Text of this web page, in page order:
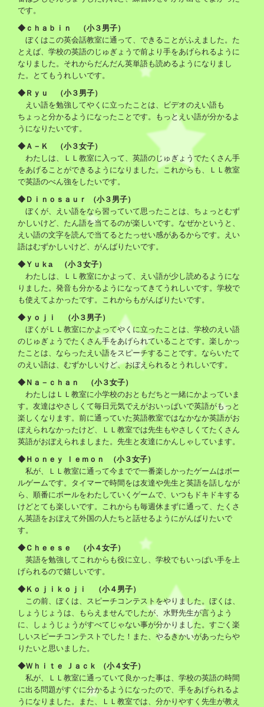
です。
◆ｃｈａｂｉｎ （小３男子）
ぼくはこの英会話教室に通って、できることがふえました。た
とえば、学校の英語のじゅぎょうで前より手をあげられるように
なりました。それからだんだん英単語も読めるようになりまし
た。とてもうれしいです。
◆Ｒｙｕ （小３男子）
えい語を勉強してやくに立ったことは、ビデオのえい語も
ちょっと分かるようになったことです。もっとえい語が分かるよ
うになりたいです。
◆Ａ－Ｋ （小３女子）
わたしは、ＬＬ教室に入って、英語のじゅぎょうでたくさん手
をあげることができるようになりました。これからも、ＬＬ教室
で英語のべん強をしたいです。
◆Ｄｉｎｏｓａｕｒ （小３男子）
ぼくが、えい語をなら習っていて思ったことは、ちょっとむず
かしいけど、たん語を当てるのが楽しいです。なぜかというと、
えい語の文字を読んで当てるとたっせい感があるからです。えい
語はむずかしいけど、がんばりたいです。
◆Ｙｕｋa （小３女子）
わたしは、ＬＬ教室にかよって、えい語が少し読めるようにな
りました。発音も分かるようになってきてうれしいです。学校で
も使えてよかったです。これからもがんばりたいです。
◆ｙｏｊｉ （小３男子）
ぼくがＬＬ教室にかよってやくに立ったことは、学校のえい語
のじゅぎょうでたくさん手をあげられていることです。楽しかっ
たことは、ならったえい語をスピーチすることです。ならいたて
のえい語は、むずかしいけど、おぼえられるとうれしいです。
◆Ｎａ－ｃｈａｎ （小３女子）
わたしはＬＬ教室に小学校のおともだちと一緒にかよっていま
す。友達はやさしくて毎日元気でえがおいっぱいで英語がもっと
楽しくなります。前に通っていた英語教室ではなかなか英語がお
ぼえられなかったけど、ＬＬ教室では先生もやさしくてたくさん
英語がおぼえられましまた。先生と友達にかんしゃしています。
◆Ｈｏｎｅｙ ｌｅｍｏｎ （小３女子）
私が、ＬＬ教室に通って今までで一番楽しかったゲームはボー
ルゲームです。タイマーで時間をは友達や先生と英語を話しなが
ら、順番にボールをわたしていくゲームで、いつもドキドキする
けどとても楽しいです。これからも毎週休まずに通って、たくさ
ん英語をおぼえて外国の人たちと話せるようにがんばりたいで
す。
◆Ｃｈｅｅｓｅ （小４女子）
英語を勉強してこれからも役に立し、学校でもいっぱい手を上
げられるので嬉しいです。
◆Ｋｏｊｉｋｏｊｉ （小４男子）
この前、ぼくは、スピーチコンテストをやりました。ぼくは、
しょうじょうは、もらえませんでしたが、水野先生が言うよう
に、しょうじょうがすべてじゃない事が分かりました。すごく楽
しいスピーチコンテストでした！また、やるきかいがあったらや
りたいと思いました。
◆Ｗｈｉｔｅ Ｊａｃｋ （小４女子）
私が、ＬＬ教室に通っていて良かった事は、学校の英語の時間
に出る問題がすぐに分かるようになったので、手をあげられるよ
うになりました。また、ＬＬ教室では、分かりやすく先生が教え